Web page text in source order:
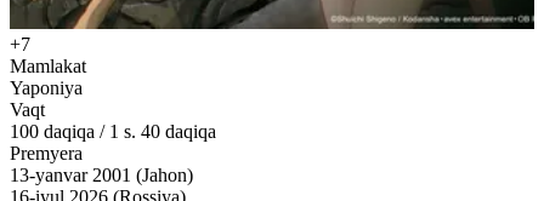
+7
Mamlakat
Yaponiya
Vaqt
100 daqiqa / 1 s. 40 daqiqa
Premyera
13-yanvar 2001 (Jahon)